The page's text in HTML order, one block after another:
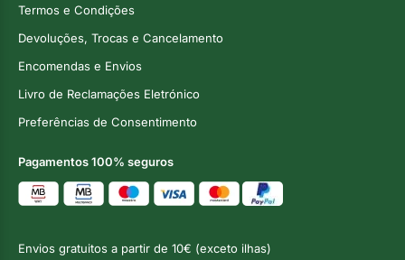
Termos e Condições
Devoluções, Trocas e Cancelamento
Encomendas e Envios
Livro de Reclamações Eletrónico
Preferências de Consentimento
Pagamentos 100% seguros
Envios gratuitos a partir de 10€ (exceto ilhas)